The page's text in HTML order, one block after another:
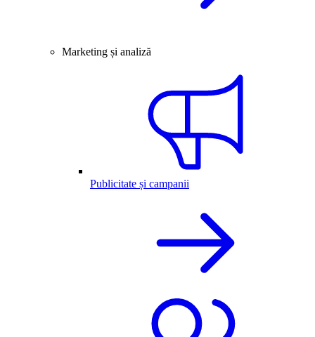
Marketing și analiză
Publicitate și campanii